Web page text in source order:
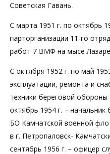
Советская Гавань.
С марта 1951 г. по октябрь
парторганизации 11-го
работ 7 ВМФ на мысе
С октября 1952 г. по май
эксплуатации, ремонта и
техники береговой
октябрь 1954 г. –
БО Камчатской военной
в г. Петропаловск-
сентябрь 1956 г. – офицер